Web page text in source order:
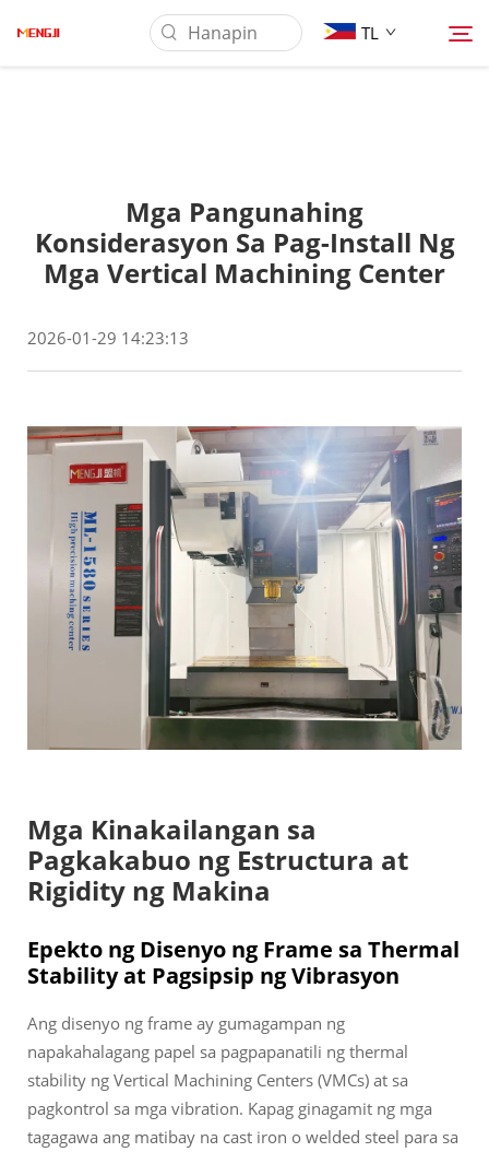
TL
Pag-aaplay
Ilagay
Makipag-ugnayan sa Amin
Mga Pangunahing
Konsiderasyon Sa Pag-Install Ng
Mga Vertical Machining Center
2026-01-29 14:23:13
Mga Kinakailangan sa
Pagkakabuo ng Estructura at
Rigidity ng Makina
Epekto ng Disenyo ng Frame sa Thermal
Stability at Pagsipsip ng Vibrasyon
Ang disenyo ng frame ay gumagampan ng
napakahalagang papel sa pagpapanatili ng thermal
stability ng Vertical Machining Centers (VMCs) at sa
pagkontrol sa mga vibration. Kapag ginagamit ng mga
tagagawa ang matibay na cast iron o welded steel para sa